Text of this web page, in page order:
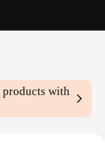
products with